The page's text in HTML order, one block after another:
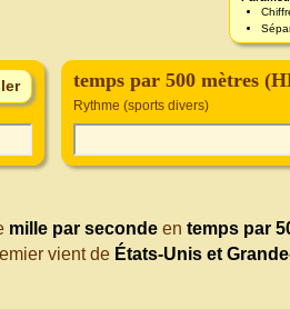
temps par 500 mètres
Rythme (sports divers)
mille par seconde en temps par
vient de États-Unis et